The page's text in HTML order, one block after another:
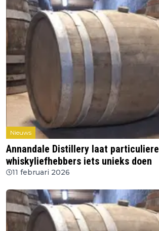
Nieuws
Annandale Distillery laat particuliere
whiskyliefhebbers iets unieks doen
11 februari 2026